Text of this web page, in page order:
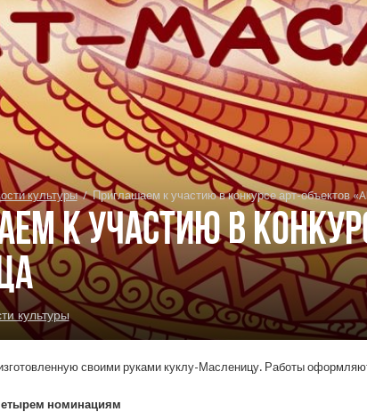
культуры / Приглашаем к участию в конкурсе арт-объектов
к участию в
культуры
своими руками куклу-Масленицу. Работы
номинациям